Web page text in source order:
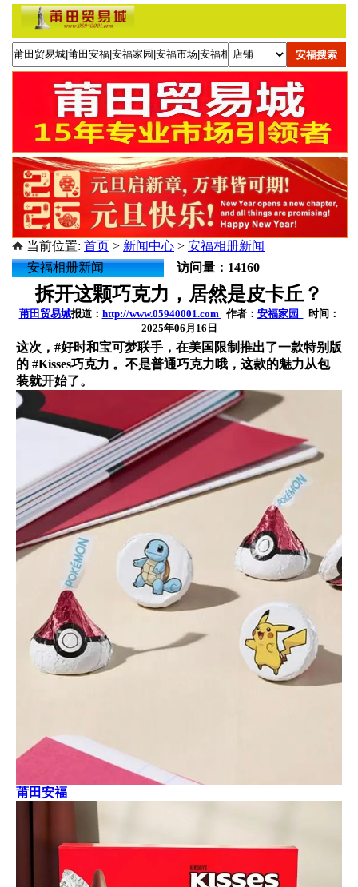
当前位置: 首页 > 新闻中心 > 安福相册新闻
安福相册新闻
访问量：14160
拆开这颗巧克力，居然是皮卡丘？
莆田贸易城报道： http://www.05940001.com 作者： 安福家园
时间：
2025年06月16日
这次，#好时和宝可梦联手，在美国限制推出了一款特别版
的 #Kisses巧克力 。不是普通巧克力哦，这款的魅力从包
装就开始了。
莆田安福